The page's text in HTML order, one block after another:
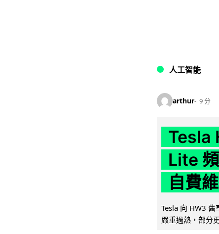
人工智能
arthur 9 分
Tesla
Lite
自費
Tesla 向 HW3
嚴重過熱，部分